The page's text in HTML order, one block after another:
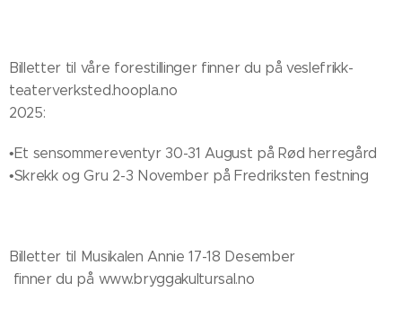
Billetter til våre forestillinger finner du på veslefrikk-
teaterverksted.hoopla.no
2025:
•Et sensommereventyr 30-31 August på Rød herregård
•Skrekk og Gru 2-3 November på Fredriksten festning
Billetter til Musikalen Annie 17-18 Desember
finner du på www.bryggakultursal.no